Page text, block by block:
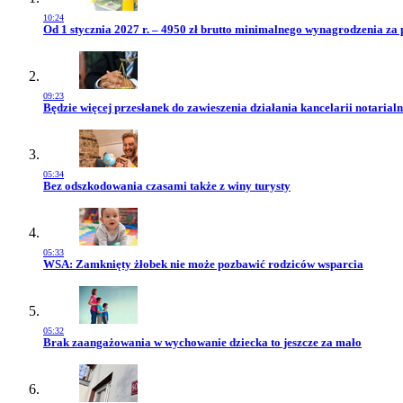
10:24
Przejdź do artykułu:
Od 1 stycznia 2027 r. – 4950 zł brutto minimalnego wynagrodzenia za
09:23
Przejdź do artykułu:
Będzie więcej przesłanek do zawieszenia działania kancelarii
05:34
Przejdź do artykułu:
Bez odszkodowania czasami także z winy turysty
05:33
Przejdź do artykułu:
WSA: Zamknięty żłobek nie może pozbawić rodziców wsparcia
05:32
Przejdź do artykułu:
Brak zaangażowania w wychowanie dziecka to jeszcze za mało